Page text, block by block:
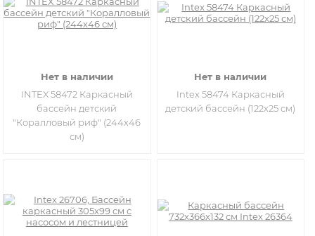
Нет в наличии
INTEX 58472 Каркасный
бассейн детский
"Коралловый риф" (244х46
см)
Нет в наличии
Intex 58474 Каркасный
детский бассейн (122х25 см)